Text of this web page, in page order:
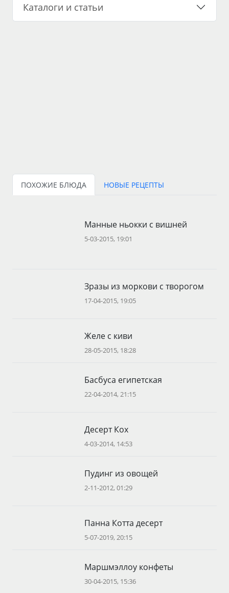
Каталоги и статьи
ПОХОЖИЕ БЛЮДА НОВЫЕ РЕЦЕПТЫ
Манные ньокки с вишней
5-03-2015, 19:01
Зразы из моркови с творогом
17-04-2015, 19:05
Желе с киви
28-05-2015, 18:28
Басбуса египетская
22-04-2014, 21:15
Десерт Кох
4-03-2014, 14:53
Пудинг из овощей
2-11-2012, 01:29
Панна Котта десерт
5-07-2019, 20:15
Маршмэллоу конфеты
30-04-2015, 15:36